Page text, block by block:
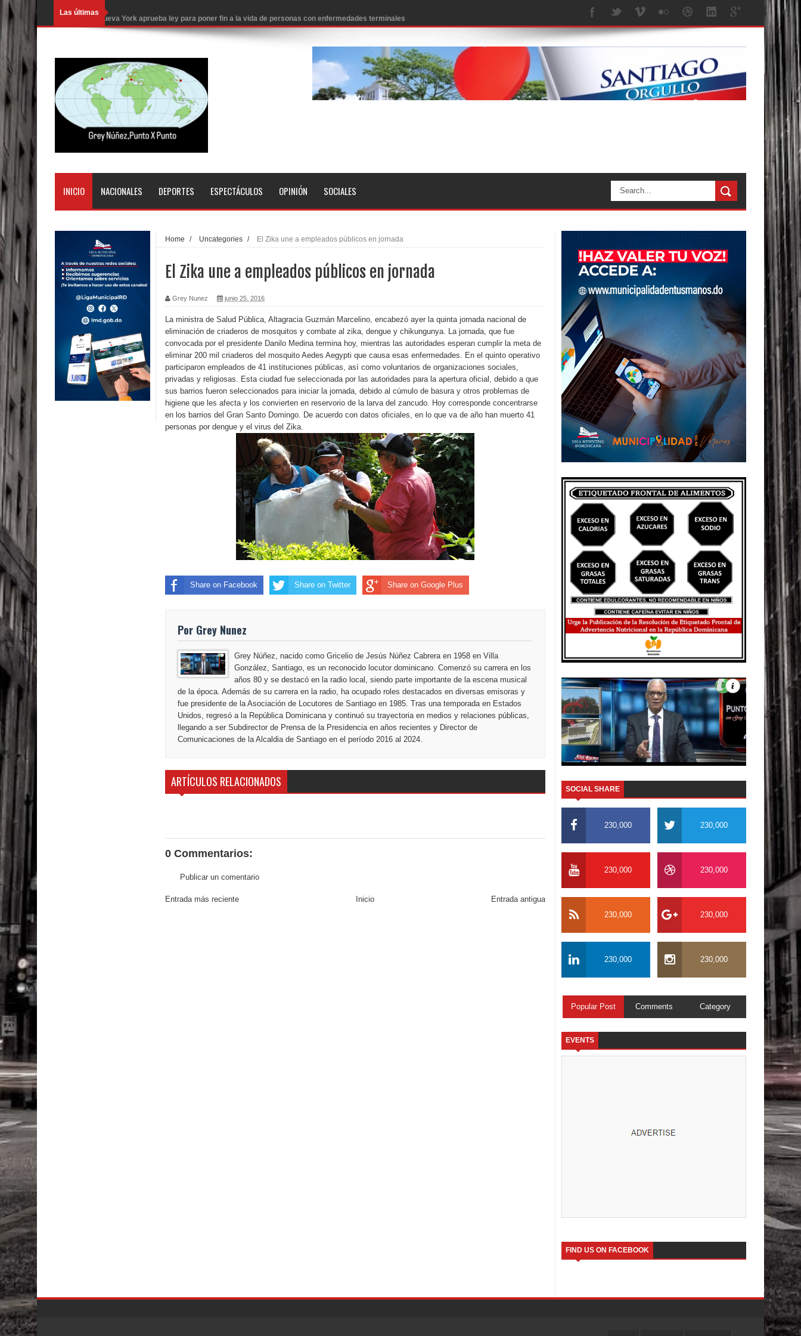
Las últimasNueva York aprueba ley para poner fin a la vida de personas con enfermedades terminales
Juan Luis Guerra cerrará los Juegos Centroamericanos SD 2026
En Santiago precio del botellón de agua sube a 90 pesos
Entre 20 y 40 inmigrantes al día son detenidos en los aeropuertos de EE.UU., según NBC
Belkis Concepción será intervenida por un delicado problema cardíaco
Abel Martínez llama a los dominicanos a unirse para sacar al PRM del Gobierno
PRM votará “por aclamación” a sus nuevas autoridades
El expresidente peruano Ollanta Humala queda en libertad tras la anulación de condena de 15 años por lavado
DIGEIG y Liga Municipal Dominicana impulsan nuevas metas de transparencia a través SISMAP municipal
La Fiscalía de Bolivia ordena la detención del expresidente Evo Morales
Calor extremo para este jueves en gran parte del territorio nacional
Miles de marroquíes cruzan la frontera en masa para entrar a España
TC declara inconstitucional decreto sobre horarios de venta de alcohol vigente desde 2006 y exige ley del
Congreso
Presidente LMD Víctor D´Aza supervisa obra relleno sanitario y se reúne con alcalde San Cristóbal
Un lunes trágico deja seis jóvenes muertos
Heridos y edificios colapsados tras terremoto de magnitud 7,1 en Japón
Poder Ejecutivo promulga modificaciones al nuevo Código Penal
Diputado Félix Michell Rodríguez reveló que con Presupuesto Complementario gobierno endeuda país con
El PRM tendrá desde el próximo domingo una dirección de hombres
INICIO NACIONALES DEPORTES ESPECTÁCULOS OPINIÓN SOCIALES
Home / Uncategories / El Zika une a empleados públicos en jornada
El Zika une a empleados públicos en jornada
Grey Nunez junio 25, 2016
La ministra de Salud Pública, Altagracia Guzmán Marcelino, encabezó ayer la quinta jornada nacional de
eliminación de criaderos de mosquitos y combate al zika, dengue y chikungunya. La jornada, que fue
convocada por el presidente Danilo Medina termina hoy, mientras las autoridades esperan cumplir la meta de
eliminar 200 mil criaderos del mosquito Aedes Aegypti que causa esas enfermedades. En el quinto operativo
participaron empleados de 41 instituciones públicas, así como voluntarios de organizaciones sociales,
privadas y religiosas. Esta ciudad fue seleccionada por las autoridades para la apertura oficial, debido a que
sus barrios fueron seleccionados para iniciar la jornada, debido al cúmulo de basura y otros problemas de
higiene que les afecta y los convierten en reservorio de la larva del zancudo. Hoy corresponde concentrarse
en los barrios del Gran Santo Domingo. De acuerdo con datos oficiales, en lo que va de año han muerto 41
personas por dengue y el virus del Zika.
Share on Facebook Share on Twitter Share on Google Plus
Por Grey Nunez
Grey Núñez, nacido como Gricelio de Jesús Núñez Cabrera en 1958 en Villa
González, Santiago, es un reconocido locutor dominicano. Comenzó su carrera en los
años 80 y se destacó en la radio local, siendo parte importante de la escena musical
de la época. Además de su carrera en la radio, ha ocupado roles destacados en diversas emisoras y
fue presidente de la Asociación de Locutores de Santiago en 1985. Tras una temporada en Estados
Unidos, regresó a la República Dominicana y continuó su trayectoria en medios y relaciones públicas,
llegando a ser Subdirector de Prensa de la Presidencia en años recientes y Director de
Comunicaciones de la Alcaldia de Santiago en el período 2016 al 2024.
ARTÍCULOS RELACIONADOS
0 Commentarios:
Publicar un comentario
Entrada más reciente Entrada antigua
Inicio
SOCIAL SHARE
230,000 230,000
230,000 230,000
230,000 230,000
230,000 230,000
Popular Post Comments Category
EVENTS
FIND US ON FACEBOOK